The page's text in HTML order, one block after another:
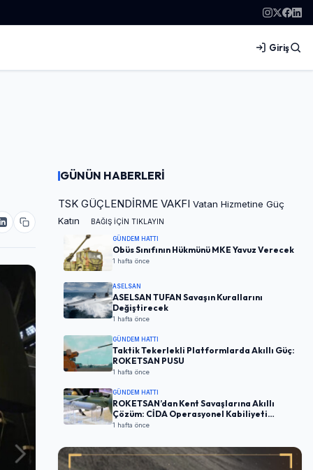
Giriş
GÜNÜN HABERLERİ
TSK GÜÇLENDİRME VAKFI Vatan Hizmetine Güç
Katın
BAĞIŞ İÇİN TIKLAYIN
GÜNDEM HATTI
Obüs Sınıfının Hükmünü MKE Yavuz Verecek
1 hafta önce
ASELSAN
ASELSAN TUFAN Savaşın Kurallarını
Değiştirecek
1 hafta önce
GÜNDEM HATTI
Taktik Tekerlekli Platformlarda Akıllı Güç:
ROKETSAN PUSU
1 hafta önce
GÜNDEM HATTI
ROKETSAN’dan Kent Savaşlarına Akıllı
Çözüm: CİDA Operasyonel Kabiliyeti
Artırıyor
1 hafta önce